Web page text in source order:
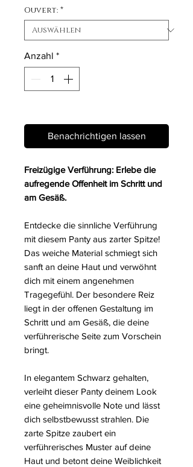
Ouvert: *
Anzahl *
Benachrichtigen lassen
Freizügige Verführung: Erlebe die
aufregende Offenheit im Schritt und
am Gesäß.
Entdecke die sinnliche Verführung
mit diesem Panty aus zarter Spitze!
Das weiche Material schmiegt sich
sanft an deine Haut und verwöhnt
dich mit einem angenehmen
Tragegefühl. Der besondere Reiz
liegt in der offenen Gestaltung im
Schritt und am Gesäß, die deine
verführerische Seite zum Vorschein
bringt.
In elegantem Schwarz gehalten,
verleiht dieser Panty deinem Look
eine geheimnisvolle Note und lässt
dich selbstbewusst strahlen. Die
zarte Spitze zaubert ein
verführerisches Muster auf deine
Haut und betont deine Weiblichkeit